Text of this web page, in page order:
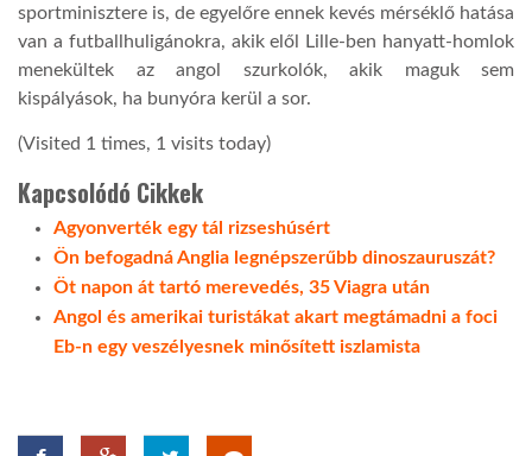
sportminisztere is, de egyelőre ennek kevés mérséklő hatása
van a futballhuligánokra, akik elől Lille-ben hanyatt-homlok
menekültek az angol szurkolók, akik maguk sem
kispályások, ha bunyóra kerül a sor.
(Visited 1 times, 1 visits today)
Kapcsolódó Cikkek
Agyonverték egy tál rizseshúsért
Ön befogadná Anglia legnépszerűbb dinoszauruszát?
Öt napon át tartó merevedés, 35 Viagra után
Angol és amerikai turistákat akart megtámadni a foci
Eb-n egy veszélyesnek minősített iszlamista